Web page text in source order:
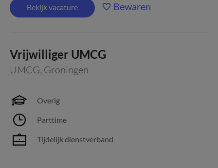
Bekijk vacature Bewaren
Vrijwilliger UMCG
UMCG, Groningen
Overig
Parttime
Tijdelijk dienstverband